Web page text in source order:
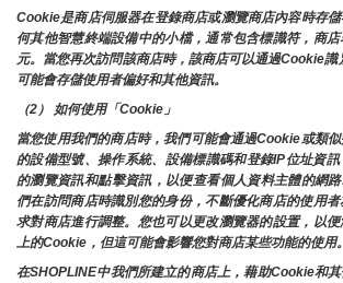
Cookie是商店伺服器在登錄商店或瀏覽商店內容時存
何其他智慧終端設備中的小檔，通常包含標識符，商
元。當您再次訪問該商店時，該商店可以通過Cookie
可能會存儲使用者偏好和其他資訊。
（2） 如何使用「Cookie」
當您使用我們的商店時，我們可能會通過Cookie或類
的設備型號、操作系統、設備標識碼和登錄IP位址資
的瀏覽資訊和點擊資訊，以便查看個人資料主體的網
們在訪問商店時識別您的身份，不斷優化商店的使用
求對商店進行調整。您也可以更改瀏覽器的設置，以
上的Cookie，但這可能會影響您對商店某些功能的使用。
在SHOPLINE中我們所建立的商店上，藉助Cookie和